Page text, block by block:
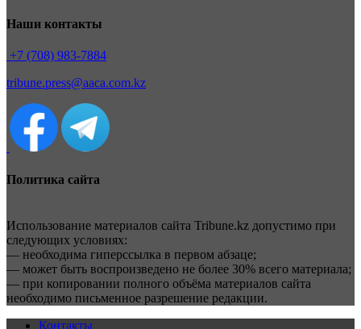
Наши контакты
+7 (708) 983-7884
tribune.press@aaca.com.kz
Политика сайта
Использование материалов сайта Tribune.kz допустимо при
следующих условиях:
— необходима гиперссылка в первом абзаце;
— может быть воспроизведено не более 30% всего материала;
— при копировании полного объёма материалов сайта
необходимо письменное разрешение редакции.
Контакты